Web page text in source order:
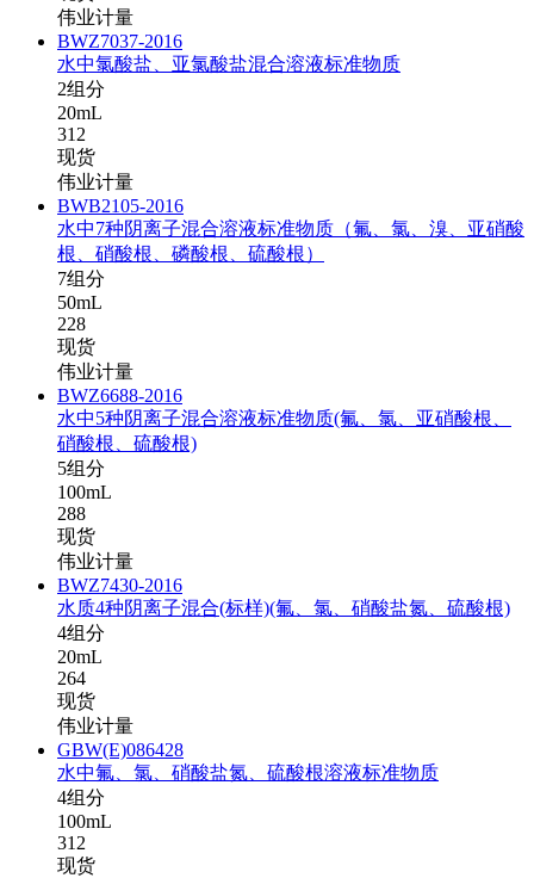
伟业计量
BWZ7037-2016
水中氯酸盐、亚氯酸盐混合溶液标准物质
2组分
20mL
312
现货
伟业计量
BWB2105-2016
水中7种阴离子混合溶液标准物质（氟、氯、溴、亚硝酸
根、硝酸根、磷酸根、硫酸根）
7组分
50mL
228
现货
伟业计量
BWZ6688-2016
水中5种阴离子混合溶液标准物质(氟、氯、亚硝酸根、
硝酸根、硫酸根)
5组分
100mL
288
现货
伟业计量
BWZ7430-2016
水质4种阴离子混合(标样)(氟、氯、硝酸盐氮、硫酸根)
4组分
20mL
264
现货
伟业计量
GBW(E)086428
水中氟、氯、硝酸盐氮、硫酸根溶液标准物质
4组分
100mL
312
现货